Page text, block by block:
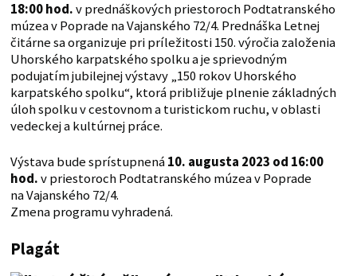
18:00 hod.v prednáškových priestoroch Podtatranského
múzea v Poprade na Vajanského 72/4. Prednáška Letnej
čitárne sa organizuje pri príležitosti 150. výročia založenia
Uhorského karpatského spolku a je sprievodným
podujatím jubilejnej výstavy „150 rokov Uhorského
karpatského spolku“, ktorá približuje plnenie základných
úloh spolku v cestovnom a turistickom ruchu, v oblasti
vedeckej a kultúrnej práce.
Výstava bude sprístupnená10. augusta 2023 od 16:00
hod.v priestoroch Podtatranského múzea v Poprade
na Vajanského 72/4.
Zmena programu vyhradená.
Plagát